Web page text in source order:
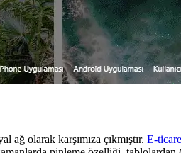
olarak karşımıza çıkmıştır. E-